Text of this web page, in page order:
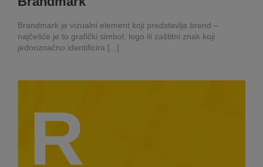
Brandmark je vizualni element koji predstavlja brend –
najčešće je to grafički simbol, logo ili zaštitni znak koji
jednoznačno identificira [...]
R